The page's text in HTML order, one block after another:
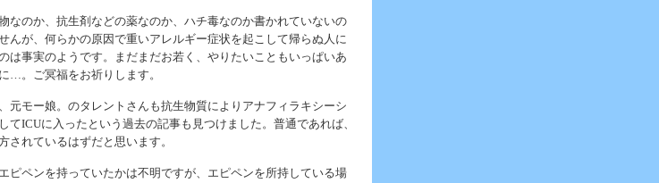
なのか、抗生剤などの薬なのか、ハチ毒なのか書かれていないの
んが、何らかの原因で重いアレルギー症状を起こして帰らぬ人に
は事実のようです。まだまだお若く、やりたいこともいっぱいあ
…。ご冥福をお祈りします。
元モー娘。のタレントさんも抗生物質によりアナフィラキシーシ
てICUに入ったという過去の記事も見つけました。普通であれば、
されているはずだと思います。
ピペンを持っていたかは不明ですが、エピペンを所持している場